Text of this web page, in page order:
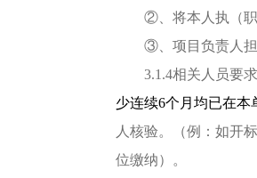
②、将本人执（
③、项目负责人
3.1.4相关人员要
少连续6个月均已在
人核验。（例：如开
位缴纳）。